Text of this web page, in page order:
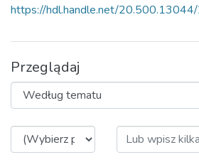
https://hdl.handle.net/
Przeglądaj
Przeglądanie 2020,